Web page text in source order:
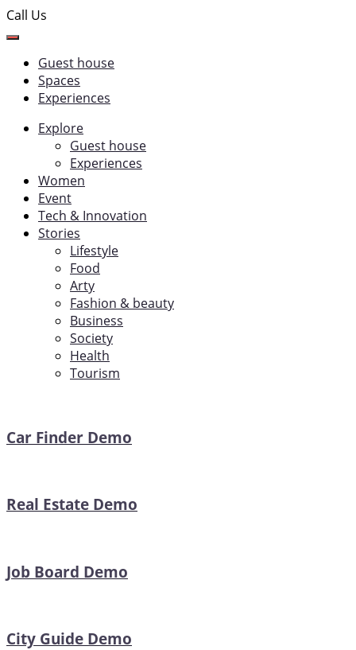
Call Us
Guest house
Spaces
Experiences
Explore
Guest house
Experiences
Women
Event
Tech & Innovation
Stories
Lifestyle
Food
Arty
Fashion & beauty
Business
Society
Health
Tourism
Car Finder Demo
Real Estate Demo
Job Board Demo
City Guide Demo